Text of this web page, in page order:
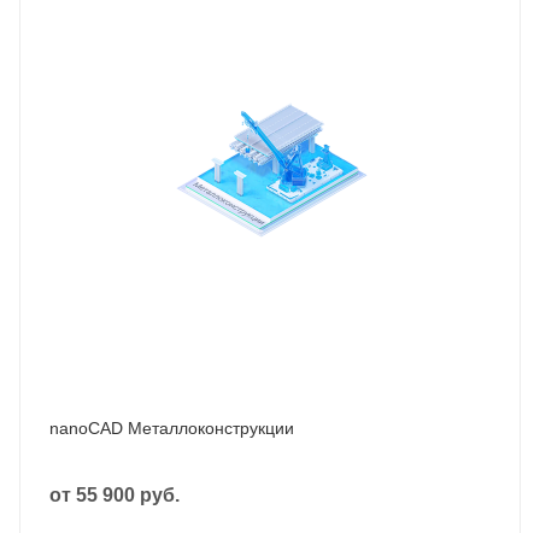
nanoCAD Металлоконструкции
от 55 900 руб.